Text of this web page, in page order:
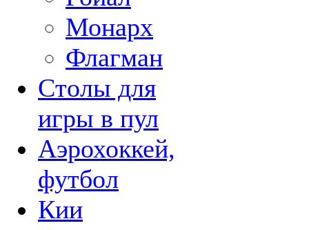
Монарх
Флагман
Столы для
игры в пул
Аэрохоккей,
футбол
Кии